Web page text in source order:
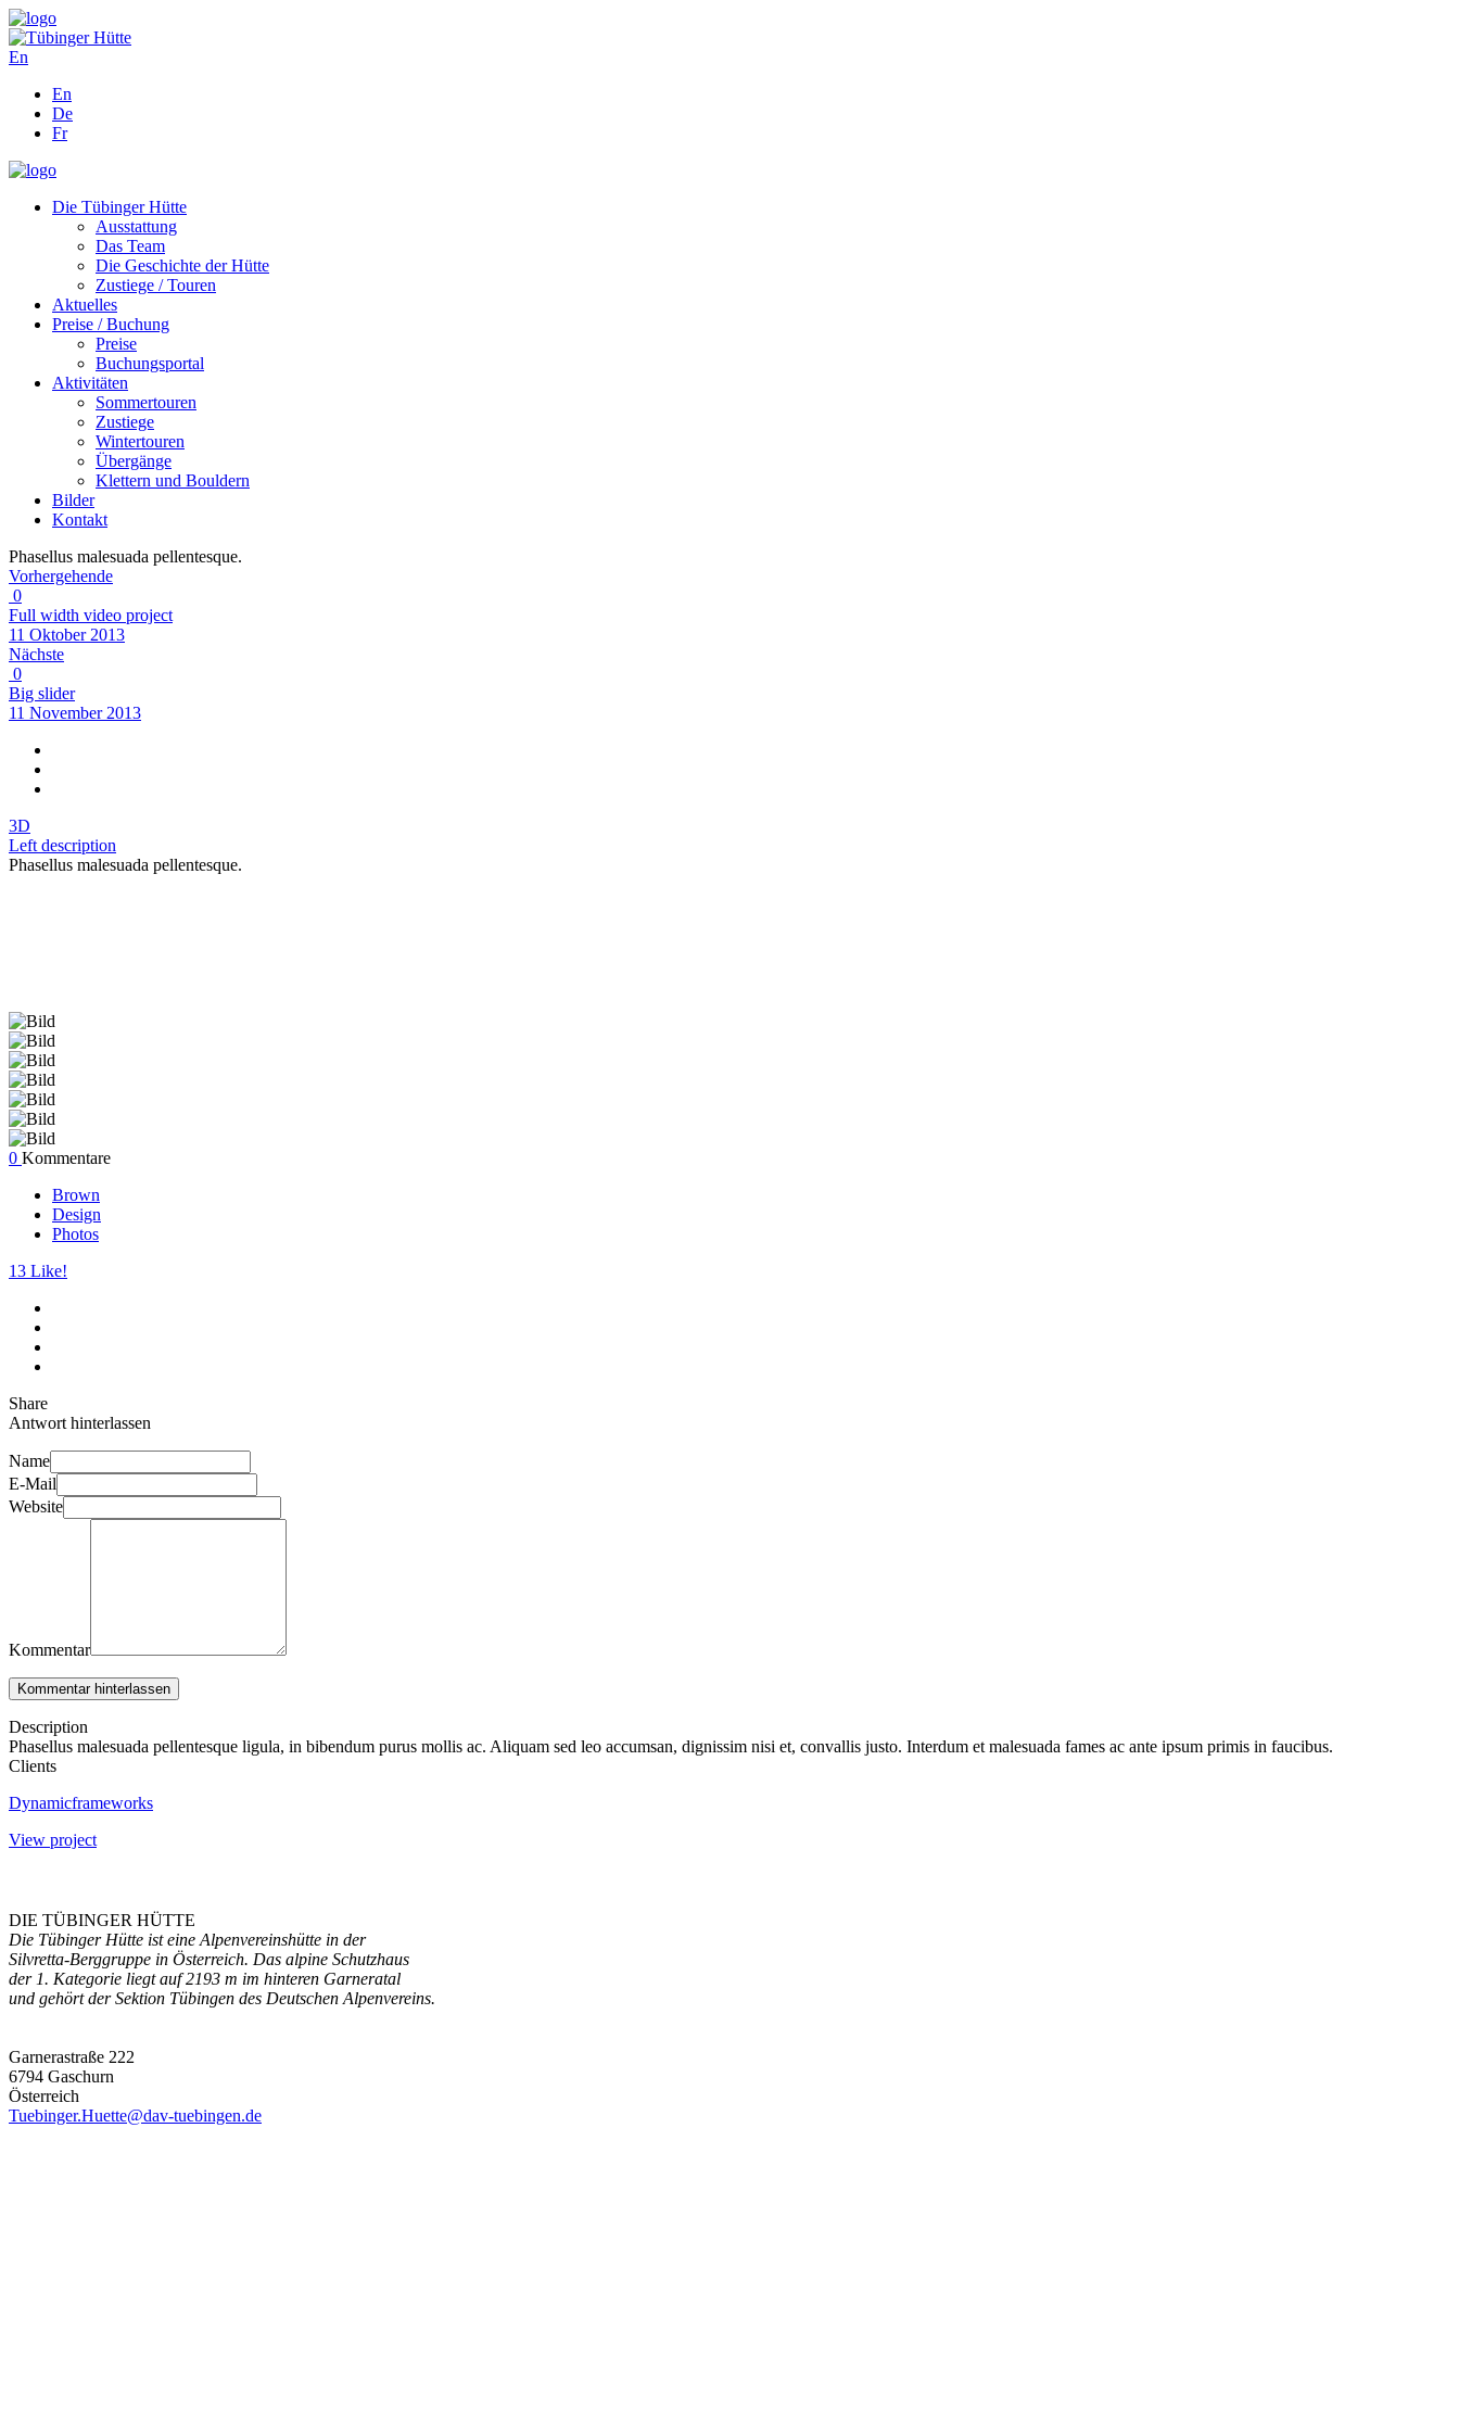
En
En
De
Fr
Die Tübinger Hütte
Ausstattung
Das Team
Die Geschichte der Hütte
Zustiege / Touren
Aktuelles
Preise / Buchung
Preise
Buchungsportal
Aktivitäten
Sommertouren
Zustiege
Wintertouren
Übergänge
Klettern und Bouldern
Bilder
Kontakt
Phasellus malesuada pellentesque.
Vorhergehende
0
Full width video project
11 Oktober 2013
Nächste
0
Big slider
11 November 2013
3D
Left description
Phasellus malesuada pellentesque.
0 Kommentare
Brown
Design
Photos
13 Like!
Share
Antwort hinterlassen
Name
E-Mail
Website
Kommentar
Kommentar hinterlassen
Description
Phasellus malesuada pellentesque ligula, in bibendum purus mollis ac. Aliquam sed leo accumsan, dignissim nisi et, convallis justo. Interdum et malesuada fames ac ante ipsum primis in faucibus.
Clients
Dynamicframeworks
View project
DIE TÜBINGER HÜTTE
Die Tübinger Hütte ist eine Alpenvereinshütte in der
Silvretta-Berggruppe in Österreich. Das alpine Schutzhaus
der 1. Kategorie liegt auf 2193 m im hinteren Garneratal
und gehört der Sektion Tübingen des Deutschen Alpenvereins.
Garnerastraße 222
6794 Gaschurn
Österreich
Tuebinger.Huette@dav-tuebingen.de